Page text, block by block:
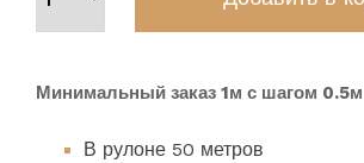
Минимальный заказ 1м с шагом 0.5м
В рулоне 50 метров